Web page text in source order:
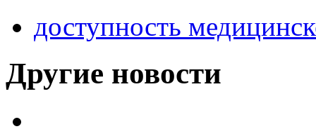
доступность
Другие новости